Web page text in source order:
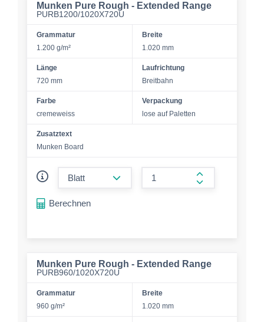
Munken Pure Rough - Extended Range
PURB1200/1020X720U
Grammatur
1.200 g/m²
Breite
1.020 mm
Länge
720 mm
Laufrichtung
Breitbahn
Farbe
cremeweiss
Verpackung
lose auf Paletten
Zusatztext
Munken Board
form.increase-
Berechnen
Munken Pure Rough - Extended Range
PURB960/1020X720U
Grammatur
960 g/m²
Breite
1.020 mm